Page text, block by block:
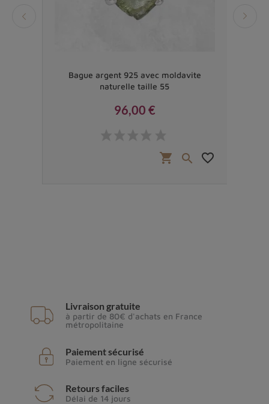
Bague argent 925 avec moldavite
naturelle taille 55
96,00 €
shopping_cart  favorite_border
Livraison gratuite
à partir de 80€ d'achats en France
métropolitaine
Paiement sécurisé
Paiement en ligne sécurisé
Retours faciles
Délai de 14 jours